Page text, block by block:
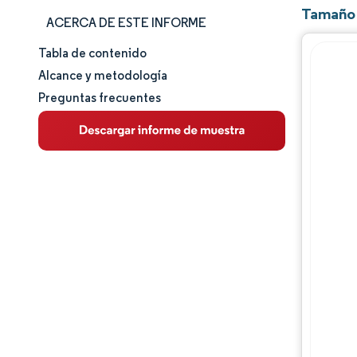
ACERCA DE ESTE INFORME
Tamaño y cuota de mercado
Análisis de mercado
Tendencias e ideas
Tabla de contenido
Alcance y metodología
Preguntas frecuentes